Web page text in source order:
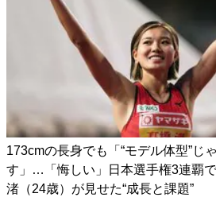
173cmの長身でも「“モデル体型”じ
す」…「悔しい」日本選手権3連覇
渚（24歳）が見せた“成長と課題”